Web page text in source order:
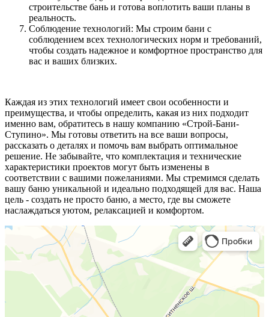
строительстве бань и готова воплотить ваши планы в
реальность.
Соблюдение технологий: Мы строим бани с
соблюдением всех технологических норм и требований,
чтобы создать надежное и комфортное пространство для
вас и ваших близких.
Каждая из этих технологий имеет свои особенности и
преимущества, и чтобы определить, какая из них подходит
именно вам, обратитесь в нашу компанию «Строй-Бани-
Ступино». Мы готовы ответить на все ваши вопросы,
рассказать о деталях и помочь вам выбрать оптимальное
решение. Не забывайте, что комплектация и технические
характеристики проектов могут быть изменены в
соответствии с вашими пожеланиями. Мы стремимся сделать
вашу баню уникальной и идеально подходящей для вас. Наша
цель - создать не просто баню, а место, где вы сможете
наслаждаться уютом, релаксацией и комфортом.